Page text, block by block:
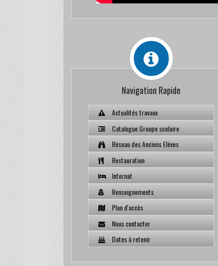
Navigation Rapide
Actualités travaux
Catalogue Groupe scolaire
Réseau des Anciens Elèves
Restauration
Internat
Renseignements
Plan d'accès
Nous contacter
Dates à retenir